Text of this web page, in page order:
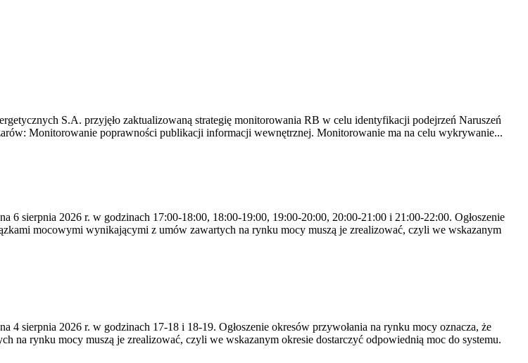
S.A. przyjęło zaktualizowaną strategię monitorowania RB w celu identyfikacji podejrzeń Naruszeń
Monitorowanie poprawności publikacji informacji wewnętrznej. Monitorowanie ma na celu wykrywanie...
6 sierpnia 2026 r. w godzinach 17:00-18:00, 18:00-19:00, 19:00-20:00, 20:00-21:00 i 21:00-22:00. Ogłoszenie
mocowymi wynikającymi z umów zawartych na rynku mocy muszą je zrealizować, czyli we wskazanym
4 sierpnia 2026 r. w godzinach 17-18 i 18-19. Ogłoszenie okresów przywołania na rynku mocy oznacza, że
rynku mocy muszą je zrealizować, czyli we wskazanym okresie dostarczyć odpowiednią moc do systemu.